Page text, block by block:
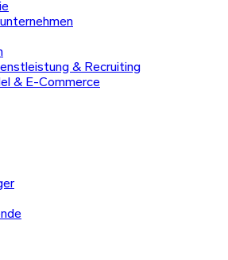
& Recruiting
& E-Commerce